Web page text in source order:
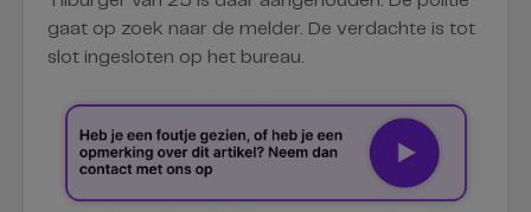
gaat op zoek naar de melder. De verdachte is tot
slot ingesloten op het bureau.